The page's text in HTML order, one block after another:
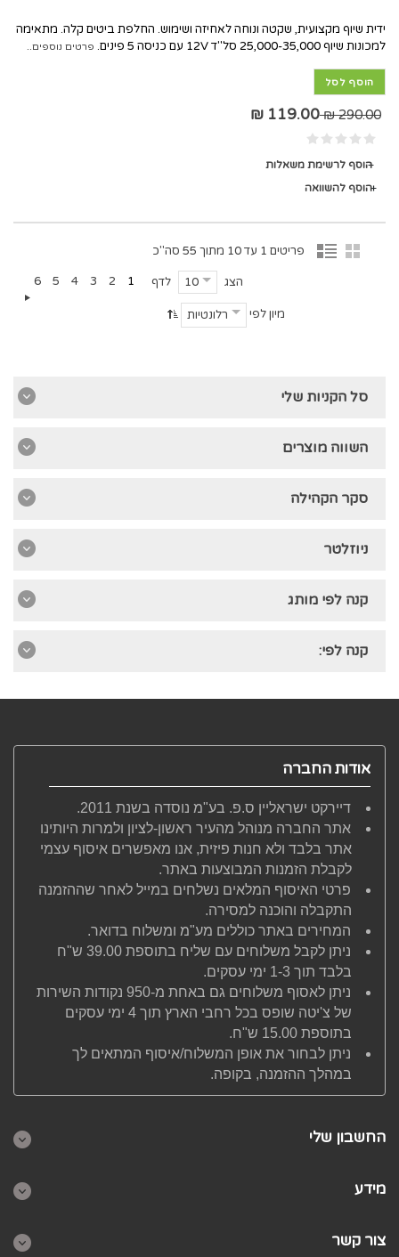
ידית שיוף מקצועית, שקטה ונוחה לאחיזה ושימוש. החלפת ביטים קלה. מתאימה
למכונות שיוף 25,000-35,000 סל"ד 12V עם כניסה 5 פינים.
פרטים נוספים..
הוסף לסל
290.00 ₪
119.00 ₪
הוסף לרשימת משאלות
הוסף להשוואה
פריטים 1 עד 10 מתוך 55 סה"כ
1
2
3
4
5
6 הצג 10 לדף
מיון לפי רלונטיות
סל הקניות שלי
השווה מוצרים
סקר הקהילה
ניוזלטר
קנה לפי מותג
קנה לפי:
אודות החברה
דיירקט ישראליין ס.פ. בע"מ נוסדה בשנת 2011.
אתר החברה מנוהל מהעיר ראשון-לציון ולמרות היותינו
אתר בלבד ולא חנות פיזית, אנו מאפשרים איסוף עצמי
לקבלת הזמנות המבוצעות באתר.
פרטי האיסוף המלאים נשלחים במייל לאחר שההזמנה
התקבלה והוכנה למסירה.
המחירים באתר כוללים מע"מ ומשלוח בדואר.
ניתן לקבל משלוחים עם שליח בתוספת 39.00 ש"ח
בלבד תוך 1-3 ימי עסקים.
ניתן לאסוף משלוחים גם באחת מ-950 נקודות השירות
של צ'יטה שופס בכל רחבי הארץ תוך 4 ימי עסקים
בתוספת 15.00 ש"ח.
ניתן לבחור את אופן המשלוח/איסוף המתאים לך
במהלך ההזמנה, בקופה.
החשבון שלי
מידע
צור קשר